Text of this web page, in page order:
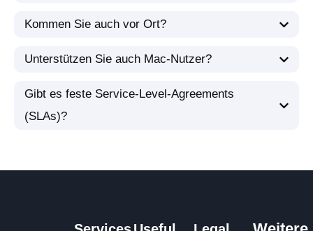
Kommen Sie auch vor Ort?
Unterstützen Sie auch Mac-Nutzer?
Gibt es feste Service-Level-Agreements
(SLAs)?